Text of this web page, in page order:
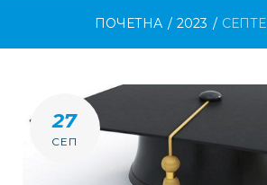
ПОЧЕТНА / 2023 /
МЕСЕЦ:
М.Г
27
СЕП